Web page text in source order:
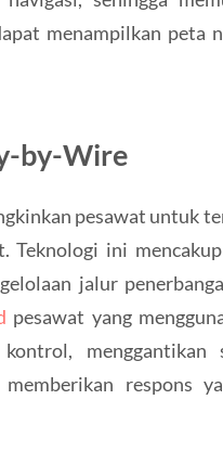
menampilkan peta
by-Wire
pesawat untuk
ini
jalur
pesawat yang
kontrol,
respons